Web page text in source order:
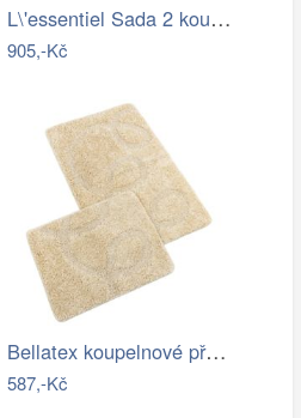
L\'essentiel Sada 2 koupelnových…
905,-Kč
Bellatex koupelnové předložky…
587,-Kč